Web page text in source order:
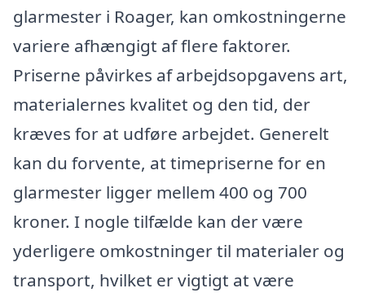
glarmester i Roager, kan omkostningerne
variere afhængigt af flere faktorer.
Priserne påvirkes af arbejdsopgavens art,
materialernes kvalitet og den tid, der
kræves for at udføre arbejdet. Generelt
kan du forvente, at timepriserne for en
glarmester ligger mellem 400 og 700
kroner. I nogle tilfælde kan der være
yderligere omkostninger til materialer og
transport, hvilket er vigtigt at være